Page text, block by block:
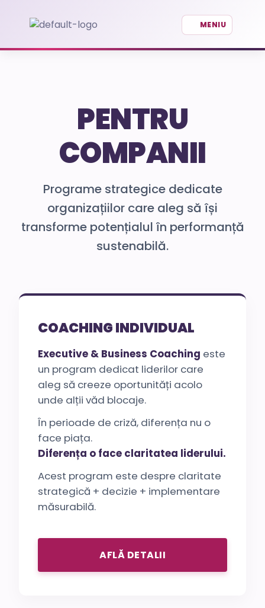
PENTRU
COMPANII
Programe strategice dedicate
organizațiilor care aleg să își
transforme potențialul în performanță
sustenabilă.
COACHING INDIVIDUAL
Executive & Business Coaching este
un program dedicat liderilor care
aleg să creeze oportunități acolo
unde alții văd blocaje.
În perioade de criză, diferența nu o
face piața.
Diferența o face claritatea liderului.
Acest program este despre claritate
strategică + decizie + implementare
măsurabilă.
AFLĂ DETALII